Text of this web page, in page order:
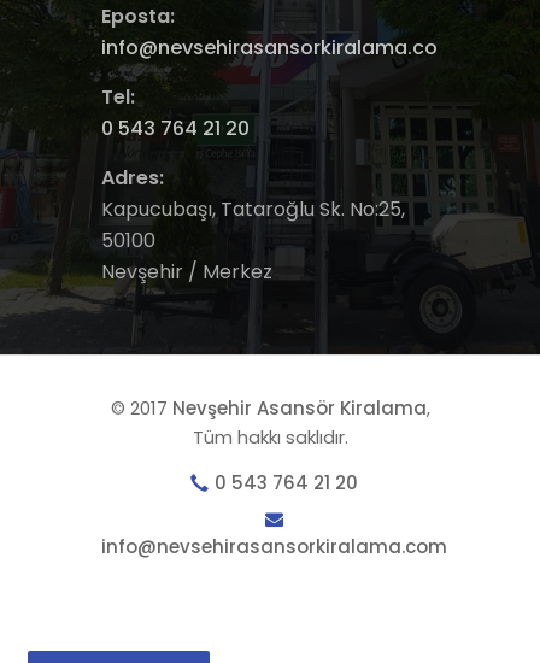
Eposta:
info@nevsehirasansorkiralama.com
Tel:
0 543 764 21 20
Adres:
Kapucubaşı, Tataroğlu Sk. No:25,
50100
Nevşehir / Merkez
© 2017 Nevşehir Asansör Kiralama,
Tüm hakkı saklıdır.
0 543 764 21 20
info@nevsehirasansorkiralama.com